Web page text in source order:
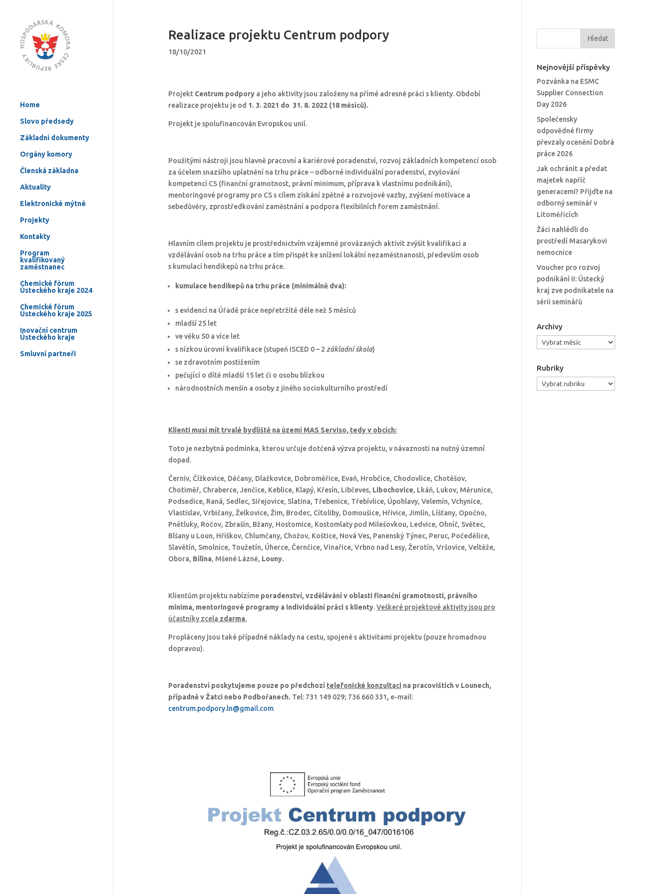
Home
Slovo předsedy
Základní dokumenty
Orgány komory
Členská základna
Aktuality
Elektronické mýtné
Projekty
Kontakty
Program
kvalifikovaný
zaměstnanec
Chemické fórum
Ústeckého kraje 2024
Chemické fórum
Ústeckého kraje 2025
Inovační centrum
Ústeckého kraje
Smluvní partneři
Realizace projektu Centrum podpory
18/10/2021
Projekt Centrum podporya jeho aktivity jsou založeny na přímé adresné práci s klienty. Období
realizace projektu je od 1. 3. 2021 do 31. 8. 2022 (18 měsíců).
Projekt je spolufinancován Evropskou unií.
Použitými nástroji jsou hlavně pracovní a kariérové poradenství, rozvoj základních kompetencí osob
za účelem snazšího uplatnění na trhu práce – odborné individuální poradenství, zvyšování
kompetencí CS (finanční gramotnost, právní minimum, příprava k vlastnímu podnikání),
mentoringové programy pro CS s cílem získání zpětné a rozvojové vazby, zvýšení motivace a
sebedůvěry, zprostředkování zaměstnání a podpora flexibilních forem zaměstnání.
Hlavním cílem projektu je prostřednictvím vzájemně provázaných aktivit zvýšit kvalifikaci a
vzdělávání osob na trhu práce a tím přispět ke snížení lokální nezaměstnanosti, především osob
s kumulací hendikepů na trhu práce.
kumulace hendikepů na trhu práce (minimálně dva):
s evidencí na Úřadě práce nepřetržitě déle než 5 měsíců
mladší 25 let
ve věku 50 a více let
s nízkou úrovní kvalifikace (stupeň ISCED 0 – 2 základní škola)
se zdravotním postižením
pečující o dítě mladší 15 let či o osobu blízkou
národnostních menšin a osoby z jiného sociokulturního prostředí
Klienti musí mít trvalé bydliště na území MAS Serviso, tedy v obcích:
Toto je nezbytná podmínka, kterou určuje dotčená výzva projektu, v návaznosti na nutný územní
dopad.
Černiv, Čížkovice, Děčany, Dlažkovice, Dobroměřice, Evaň, Hrobčice, Chodovlice, Chotěšov,
Chotiměř, Chraberce, Jenčice, Keblice, Klapý, Křesín, Libčeves, Libochovice, Lkáň, Lukov, Měrunice,
Podsedice, Raná, Sedlec, Siřejovice, Slatina, Třebenice, Třebívlice, Úpohlavy, Velemín, Vchynice,
Vlastislav, Vrbičany, Želkovice, Žim, Brodec, Cítoliby, Domoušice, Hřivice, Jimlín, Líšťany, Opočno,
Pnětluky, Ročov, Zbrašín, Bžany, Hostomice, Kostomlaty pod Milešovkou, Ledvice, Ohníč, Světec,
Blšany u Loun, Hříškov, Chlumčany, Chožov, Koštice, Nová Ves, Panenský Týnec, Peruc, Počedělice,
Slavětín, Smolnice, Toužetín, Úherce, Černčice, Vinařice, Vrbno nad Lesy, Žerotín, Vršovice, Veltěže,
Obora, Bílina, Mšené Lázně, Louny.
Klientům projektu nabízíme poradenství, vzdělávání v oblasti finanční gramotnosti, právního
minima, mentoringové programy a individuální práci s klienty.Veškeré projektové aktivity jsou pro
účastníky zcela zdarma.
Propláceny jsou také případné náklady na cestu, spojené s aktivitami projektu (pouze hromadnou
dopravou).
Poradenství poskytujeme pouze po předchozí telefonické konzultaci na pracovištích v Lounech,
případně v Žatci nebo Podbořanech. Tel: 731 149 029; 736 660 331, e-mail:
centrum.podpory.ln@gmail.com
Nejnovější příspěvky
Pozvánka na ESMC
Supplier Connection
Day 2026
Společensky
odpovědné firmy
převzaly ocenění Dobrá
práce 2026
Jak ochránit a předat
majetek napříč
generacemi? Přijďte na
odborný seminář v
Litoměřicích
Žáci nahlédli do
prostředí Masarykovi
nemocnice
Voucher pro rozvoj
podnikání II: Ústecký
kraj zve podnikatele na
sérii seminářů
Archivy
Archivy
Rubriky
Rubriky